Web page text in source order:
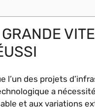
l’un des projets
a
et aux variations